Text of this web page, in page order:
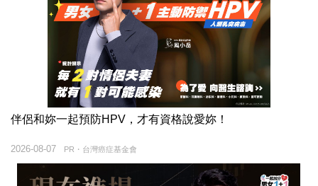
伴侶和妳一起預防HPV，才有資格說愛妳！
PR・台灣癌症基金會
2026-08-07